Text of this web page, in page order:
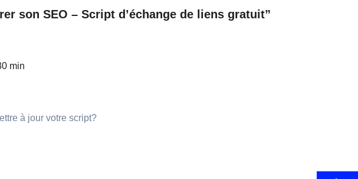
son SEO – Script d’échange de liens gratuit”
min
à jour votre script?